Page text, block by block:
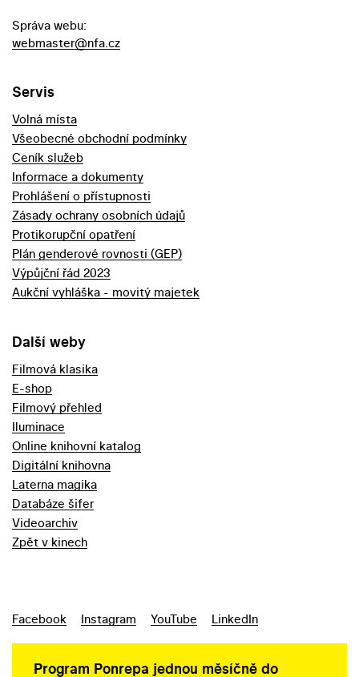
Správa webu:
webmaster@nfa.cz
Servis
Volná místa
Všeobecné obchodní podmínky
Ceník služeb
Informace a dokumenty
Prohlášení o přístupnosti
Zásady ochrany osobních údajů
Protikorupční opatření
Plán genderové rovnosti (GEP)
Výpůjční řád 2023
Aukční vyhláška - movitý majetek
Další weby
Filmová klasika
E-shop
Filmový přehled
Iluminace
Online knihovní katalog
Digitální knihovna
Laterna magika
Databáze šifer
Videoarchiv
Zpět v kinech
Facebook Instagram YouTube LinkedIn
Program Ponrepa jednou měsíčně do